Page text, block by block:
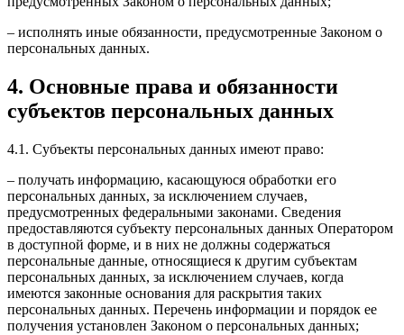
– исполнять иные обязанности, предусмотренные Законом о
персональных данных.
4. Основные права и обязанности
субъектов персональных данных
4.1. Субъекты персональных данных имеют право:
– получать информацию, касающуюся обработки его
персональных данных, за исключением случаев,
предусмотренных федеральными законами. Сведения
предоставляются субъекту персональных данных Оператором
в доступной форме, и в них не должны содержаться
персональные данные, относящиеся к другим субъектам
персональных данных, за исключением случаев, когда
имеются законные основания для раскрытия таких
персональных данных. Перечень информации и порядок ее
получения установлен Законом о персональных данных;